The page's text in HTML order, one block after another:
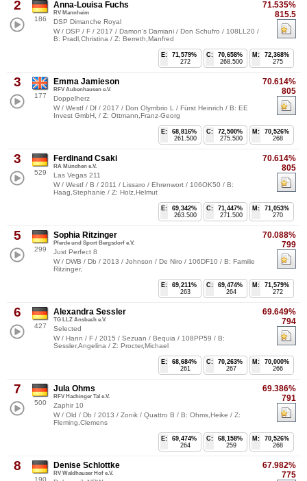
2
186
71.535%
815.5
Anna-Louisa Fuchs
RV Mannheim
DSP Dimanche Royal
W / DSP / F / 2017 / Damon's Damiani / Don Schufro / 108LL20 /
B: Pradl,Christina / Z: Berreth,Manfred
M:
72,368%
275
C:
70,658%
268.500
E:
71,579%
272
3
177
70.614%
805
Emma Jamieson
RFV Aubenhausen e.V.
Doppelherz
W / Westf / Df / 2017 / Don Olymbrio L / Fürst Heinrich / B: EE
Invest GmbH, / Z: Ottmann,Franz-Georg
M:
70,526%
268
C:
72,500%
275.500
E:
68,816%
261.500
3
529
70.614%
805
Ferdinand Csaki
RA München e.V.
Las Vegas 211
W / Westf / B / 2011 / Lissaro / Ehrenwort / 106OK50 / B:
Haag,Stephanie / Z: Holz,Helmut
M:
71,053%
270
C:
71,447%
271.500
E:
69,342%
263.500
5
299
70.088%
799
Sophia Ritzinger
Pferde und Sport Bergsdorf e.V.
Just Perfect 8
W / DWB / Db / 2013 / Johnson / De Niro / 106DF10 / B: Familie
Ritzinger,
M:
71,579%
272
C:
69,474%
264
E:
69,211%
263
6
427
69.649%
794
Alexandra Sessler
TG LLZ Ansbach e.V.
Selected
W / Hann / F / 2015 / Sezuan / Bequia / 108PP59 / B:
Sessler,Angelina / Z: Procter,Michael
M:
70,000%
266
C:
70,263%
267
E:
68,684%
261
7
500
69.386%
791
Jula Ohms
RFV Hachinger Tal e.V.
Zaphir 10
W / Old / Db / 2013 / Zonik / Quattro B / B: Ohms,Heike / Z:
Fleming,Clemens
M:
70,526%
268
C:
68,158%
259
E:
69,474%
264
8
190
67.982%
775
Denise Schlottke
RV Waldhauser Hof e.V.